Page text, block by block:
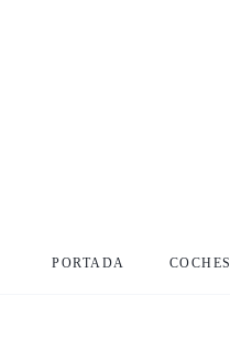
PORTADA COCHES